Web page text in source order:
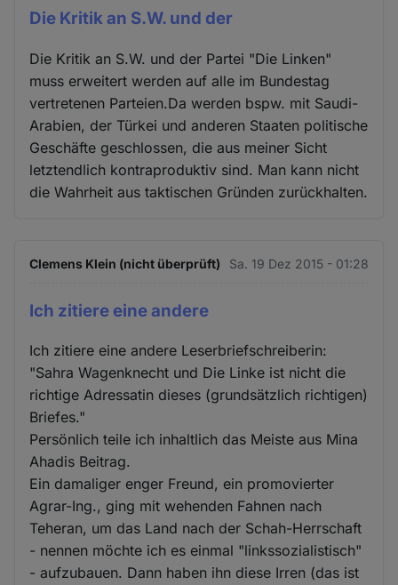
Die Kritik an S.W. und der
Die Kritik an S.W. und der Partei "Die Linken"
muss erweitert werden auf alle im Bundestag
vertretenen Parteien.Da werden bspw. mit Saudi-
Arabien, der Türkei und anderen Staaten politische
Geschäfte geschlossen, die aus meiner Sicht
letztendlich kontraproduktiv sind. Man kann nicht
die Wahrheit aus taktischen Gründen zurückhalten.
Clemens Klein (nicht überprüft) Sa. 19 Dez 2015 - 01:28
Ich zitiere eine andere
Ich zitiere eine andere Leserbriefschreiberin:
"Sahra Wagenknecht und Die Linke ist nicht die
richtige Adressatin dieses (grundsätzlich richtigen)
Briefes."
Persönlich teile ich inhaltlich das Meiste aus Mina
Ahadis Beitrag.
Ein damaliger enger Freund, ein promovierter
Agrar-Ing., ging mit wehenden Fahnen nach
Teheran, um das Land nach der Schah-Herrschaft
- nennen möchte ich es einmal "linkssozialistisch"
- aufzubauen. Dann haben ihn diese Irren (das ist